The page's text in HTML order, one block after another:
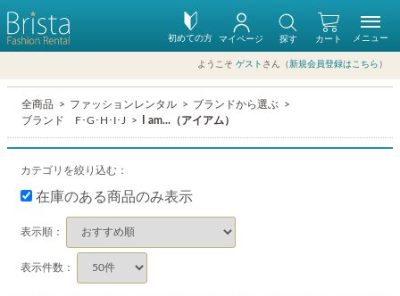
初めての方 カート
マイページ 探す
ようこそ ゲスト さん（新規会員登録はこちら ）
メニュー
全商品 ファッションレンタル
ブランドから選ぶ
ブランド F･G･H･I･J
I am...（アイアム）
カテゴリを絞り込む：
在庫のある商品のみ表示
表示順：
表示件数：